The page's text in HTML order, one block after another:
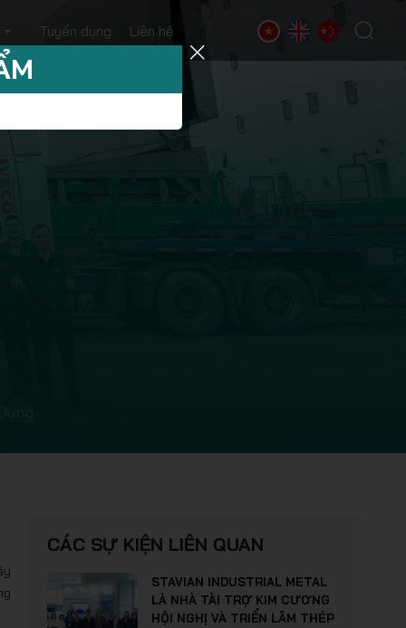
Tuyển dụng Liên hệ
CÁC SỰ KIỆN LIÊN QUAN
STAVIAN INDUSTRIAL METAL
LÀ NHÀ TÀI TRỢ KIM CƯƠNG
HỘI NGHỊ VÀ TRIỂN LÃM THÉP